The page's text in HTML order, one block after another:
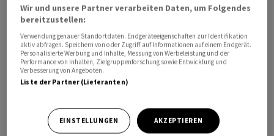
übrigbleiben. Das ist ein Prozentpunkt weniger als
zuletzt gedacht. Analysten hatten eine
Prognosesenkung in diesem Ausmass nicht erwartet.
Die vorläufige Einigung mit der Gewerkschaft vom 25.
Juli betreffe mehr als 300 000 UPS-Mitarbeiter, hiess es
gewinnbringenden Vereinbarung für alle Seiten.
Wir und unsere Partner verarbeiten Daten, um Folgendes
bereitzustellen:
Verwendung genauer Standortdaten. Endgeräteeigenschaften zur Identifikation
aktiv abfragen. Speichern von oder Zugriff auf Informationen auf einem Endgerät.
Personalisierte Werbung und Inhalte, Messung von Werbeleistung und der
Performance von Inhalten, Zielgruppenforschung sowie Entwicklung und
Verbesserung von Angeboten.
Liste der Partner (Lieferanten)
EINSTELLUNGEN AKZEPTIEREN